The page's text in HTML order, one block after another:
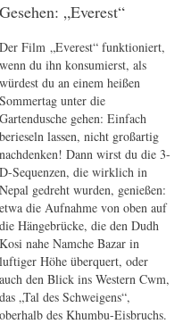
Gesehen: „Everest“
Der Film „Everest“ funktioniert,
wenn du ihn konsumierst, als
würdest du an einem heißen
Sommertag unter die
Gartendusche gehen: Einfach
berieseln lassen, nicht großartig
nachdenken! Dann wirst du die 3-
D-Sequenzen, die wirklich in
Nepal gedreht wurden, genießen:
etwa die Aufnahme von oben auf
die Hängebrücke, die den Dudh
Kosi nahe Namche Bazar in
luftiger Höhe überquert, oder
auch den Blick ins Western Cwm,
das „Tal des Schweigens“,
oberhalb des Khumbu-Eisbruchs.